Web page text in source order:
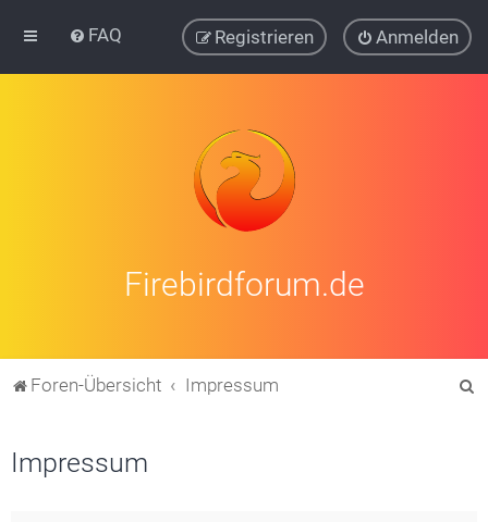
FAQ Anmelden
Registrieren
Firebirdforum.de
Foren-Übersicht Impressum
Impressum